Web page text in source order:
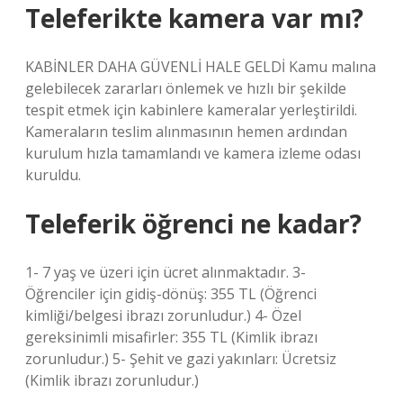
Teleferikte kamera var mı?
KABİNLER DAHA GÜVENLİ HALE GELDİ Kamu malına
gelebilecek zararları önlemek ve hızlı bir şekilde
tespit etmek için kabinlere kameralar yerleştirildi.
Kameraların teslim alınmasının hemen ardından
kurulum hızla tamamlandı ve kamera izleme odası
kuruldu.
Teleferik öğrenci ne kadar?
1- 7 yaş ve üzeri için ücret alınmaktadır. 3-
Öğrenciler için gidiş-dönüş: 355 TL (Öğrenci
kimliği/belgesi ibrazı zorunludur.) 4- Özel
gereksinimli misafirler: 355 TL (Kimlik ibrazı
zorunludur.) 5- Şehit ve gazi yakınları: Ücretsiz
(Kimlik ibrazı zorunludur.)